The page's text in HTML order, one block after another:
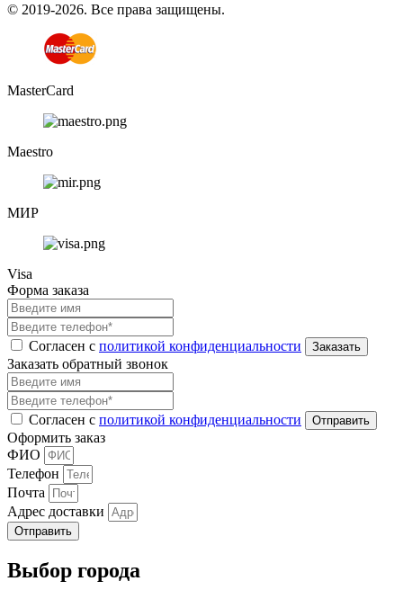
© 2019-2026. Все права защищены.
MasterCard
Maestro
МИР
Visa
Форма заказа
Согласен с политикой конфиденциальности
Заказать обратный звонок
Согласен с политикой конфиденциальности
Оформить заказ
ФИО
Телефон
Почта
Адрес доставки
Отправить
Выбор города